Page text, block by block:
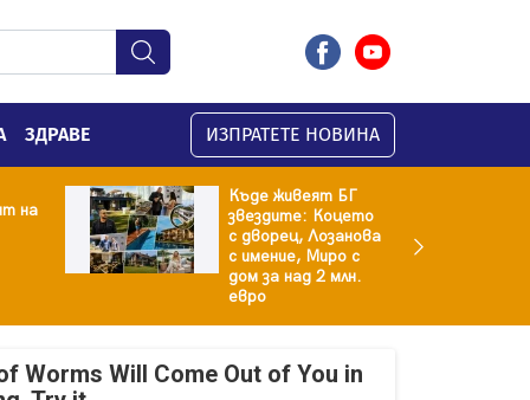
ЗДРАВЕ ИЗПРАТЕТЕ НОВИНА
на
Къде живеят БГ
звездите: Коцето
с дворец, Лозанова
с имение, Миро с
дом за над 2 млн.
евро
Worms Will Come Out of You in